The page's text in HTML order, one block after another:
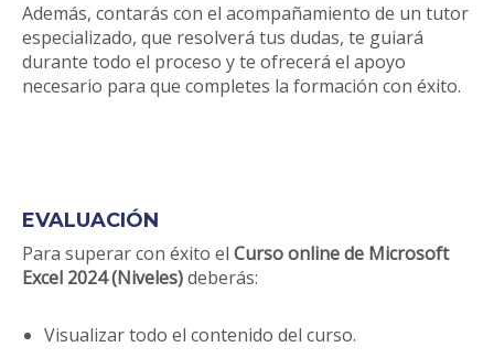
Además, contarás con el acompañamiento de un tutor
especializado, que resolverá tus dudas, te guiará
durante todo el proceso y te ofrecerá el apoyo
necesario para que completes la formación con éxito.
EVALUACIÓN
Para superar con éxito el Curso online de Microsoft
Excel 2024 (Niveles)deberás:
Visualizar todo el contenido del curso.